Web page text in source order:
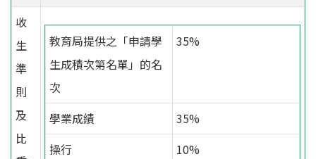
收
生
準
則
及
比
教育局提供之「申請學
生成積次第名單」的名
次
35%
學業成績
35%
操行
10%